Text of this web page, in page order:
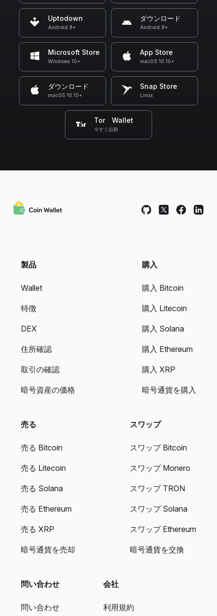
Uptodown
Android 8+
ダウンロード
Android 8+
Microsoft Store
Windows 10+
App Store
macOS 10.10+
ダウンロード
macOS 10.10+
Snap Store
Linux
Tor Wallet
今すぐ起動
製品
Wallet
特徴
DEX
住所確認
取引の確認
暗号資産の価格
購入
購入 Bitcoin
購入 Litecoin
購入 Solana
購入 Ethereum
購入 XRP
暗号通貨を購入
売る
売る Bitcoin
売る Litecoin
売る Solana
売る Ethereum
売る XRP
暗号通貨を売却
スワップ
スワップ Bitcoin
スワップ Monero
スワップ TRON
スワップ Solana
スワップ Ethereum
暗号通貨を交換
問い合わせ
問い合わせ
会社
利用規約